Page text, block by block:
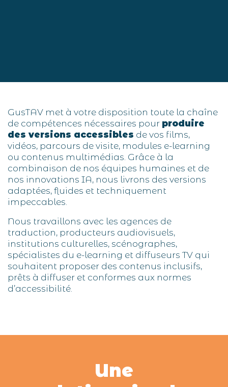
GusTAV met à votre disposition toute la chaîne
de compétences nécessaires pour produire
des versions accessibles de vos films,
vidéos, parcours de visite, modules e-learning
ou contenus multimédias. Grâce à la
combinaison de nos équipes humaines et de
nos innovations IA, nous livrons des versions
adaptées, fluides et techniquement
impeccables.
Nous travaillons avec les agences de
traduction, producteurs audiovisuels,
institutions culturelles, scénographes,
spécialistes du e-learning et diffuseurs TV qui
souhaitent proposer des contenus inclusifs,
prêts à diffuser et conformes aux normes
d’accessibilité.
Une